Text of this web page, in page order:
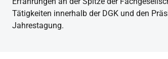
Tätigkeiten innerhalb der DGK und den
Jahrestagung.